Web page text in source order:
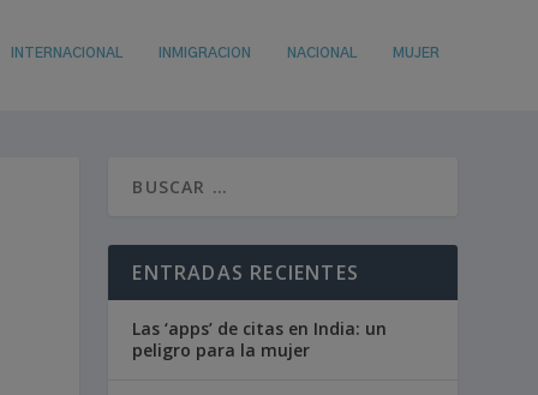
INTERNACIONAL INMIGRACION NACIONAL MUJER
ENTRADAS RECIENTES
Las ‘apps’ de citas en India: un
peligro para la mujer